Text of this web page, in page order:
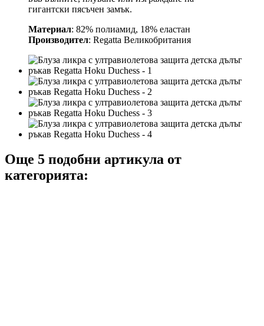
гигантски пясъчен замък.
Материал: 82% полиамид, 18% еластан
Производител: Regatta Великобритания
Още 5 подобни артикула от
категорията: